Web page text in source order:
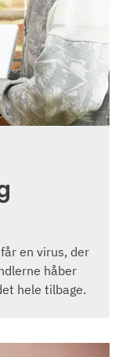
en virus, der
håber
hele tilbage.